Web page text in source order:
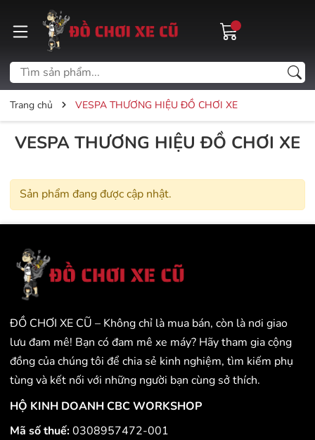
Trang chủ VESPA THƯƠNG HIỆU ĐỒ CHƠI XE
VESPA THƯƠNG HIỆU ĐỒ CHƠI XE
Sản phẩm đang được cập nhật.
ĐỒ CHƠI XE CŨ – Không chỉ là mua bán, còn là nơi giao
lưu đam mê! Bạn có đam mê xe máy? Hãy tham gia cộng
đồng của chúng tôi để chia sẻ kinh nghiệm, tìm kiếm phụ
tùng và kết nối với những người bạn cùng sở thích.
HỘ KINH DOANH CBC WORKSHOP
Mã số thuế:0308957472-001